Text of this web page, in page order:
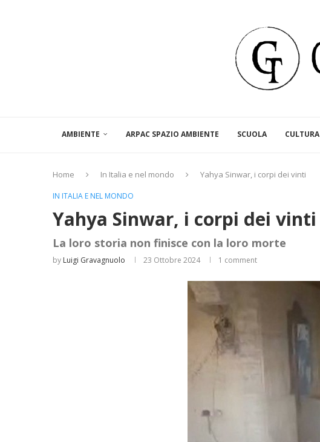
AMBIENTE ARPAC SPAZIO AMBIENTE SCUOLA CULTURA
Home In Italia e nel mondo Yahya Sinwar, i corpi dei vinti
IN ITALIA E NEL MONDO
Yahya Sinwar, i corpi dei vinti
La loro storia non finisce con la loro morte
by Luigi Gravagnuolo 23 Ottobre 2024 1 comment